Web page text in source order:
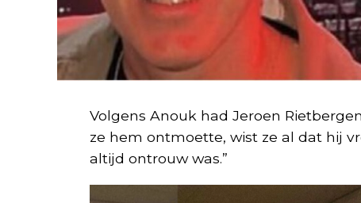
Volgens Anouk had Jeroen
ze hem ontmoette, wist ze al dat hij
altijd ontrouw was.”